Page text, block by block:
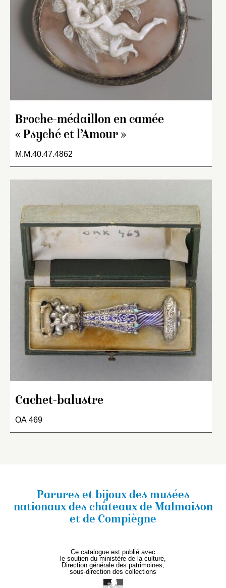
Broche-médaillon en camée
« Psyché et l’Amour »
M.M.40.47.4862
Cachet-balustre
OA 469
Parures et bijoux des musées
nationauxdes châteaux de Malmaison
et de Compiègne
Ce catalogue est publié avec
le soutien du ministère de la culture,
Direction générale des patrimoines,
sous-direction des collections